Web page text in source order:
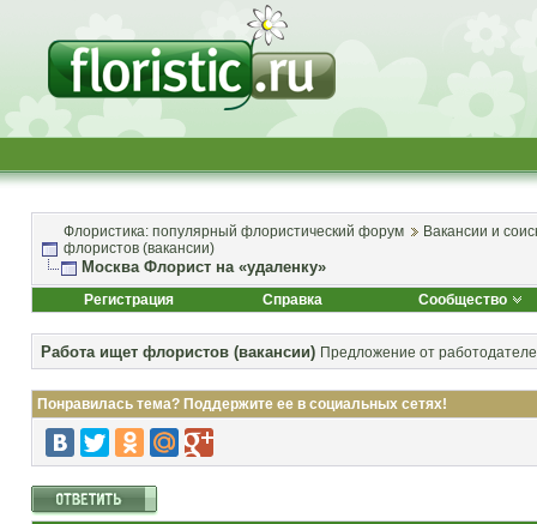
Флористика: популярный флористический форум
Вакансии и
флористов (вакансии)
Москва Флорист на «удаленку»
Регистрация Справка Сообщество
Работа ищет флористов (вакансии) Предложение от
Понравилась тема? Поддержите ее в социальных сетях!